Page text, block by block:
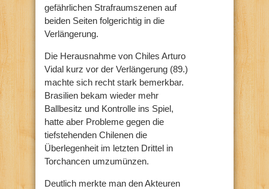
gefährlichen Strafraumszenen auf
beiden Seiten folgerichtig in die
Verlängerung.
Die Herausnahme von Chiles Arturo
Vidal kurz vor der Verlängerung (89.)
machte sich recht stark bemerkbar.
Brasilien bekam wieder mehr
Ballbesitz und Kontrolle ins Spiel,
hatte aber Probleme gegen die
tiefstehenden Chilenen die
Überlegenheit im letzten Drittel in
Torchancen umzumünzen.
Deutlich merkte man den Akteuren